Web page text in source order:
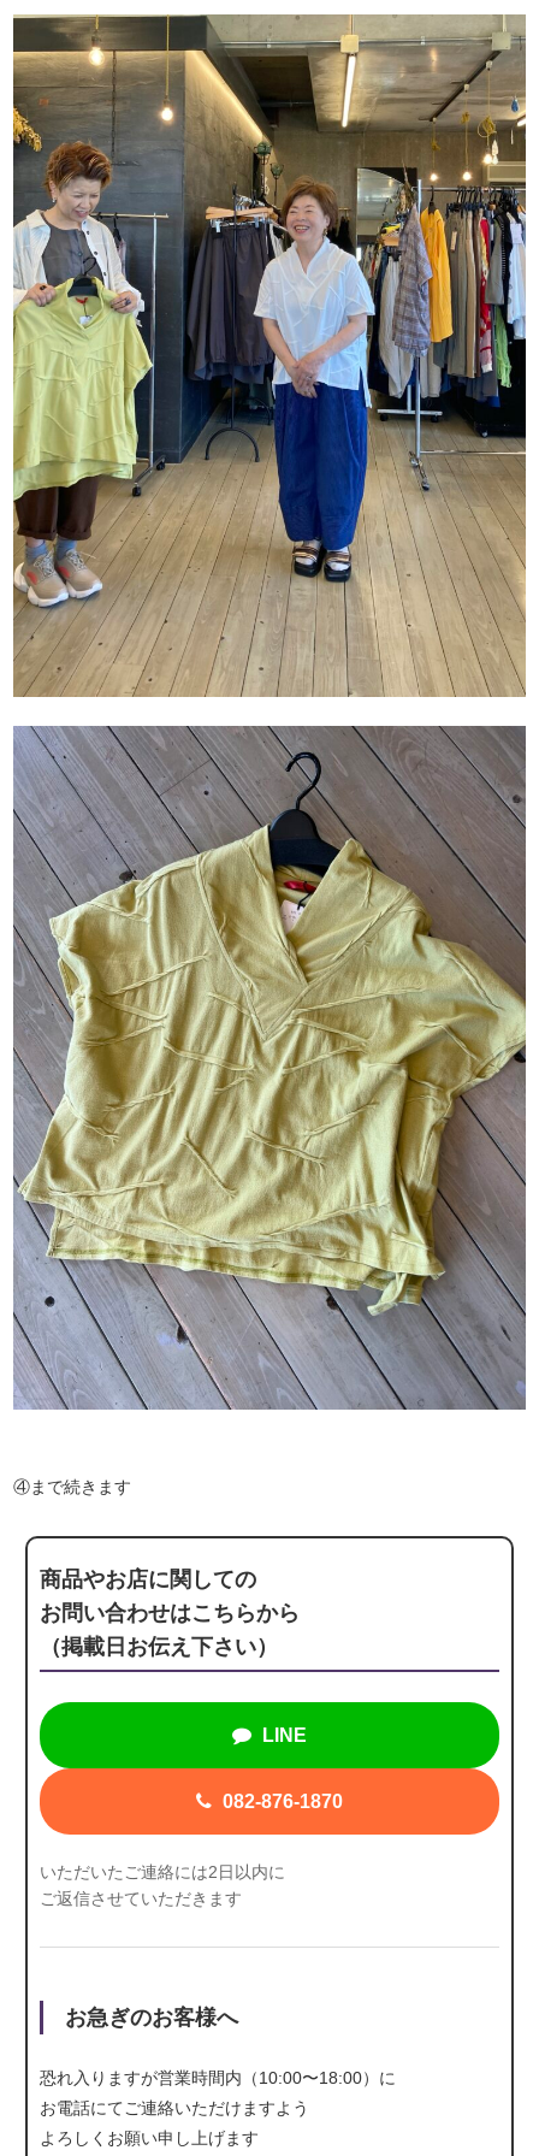
④まで続きます
商品やお店に関しての
お問い合わせはこちらから
（掲載日お伝え下さい）
LINE
082-876-1870
いただいたご連絡には2日以内に
ご返信させていただきます
お急ぎのお客様へ
恐れ入りますが営業時間内（10:00〜18:00）に
お電話にてご連絡いただけますよう
よろしくお願い申し上げます